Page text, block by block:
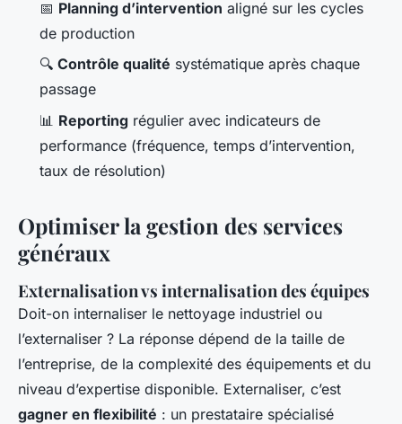
📅 Planning d’intervention aligné sur les cycles
de production
🔍 Contrôle qualité systématique après chaque
passage
📊 Reporting régulier avec indicateurs de
performance (fréquence, temps d’intervention,
taux de résolution)
Optimiser la gestion des services
généraux
Externalisation vs internalisation des équipes
Doit-on internaliser le nettoyage industriel ou
l’externaliser ? La réponse dépend de la taille de
l’entreprise, de la complexité des équipements et du
niveau d’expertise disponible. Externaliser, c’est
gagner en flexibilité : un prestataire spécialisé